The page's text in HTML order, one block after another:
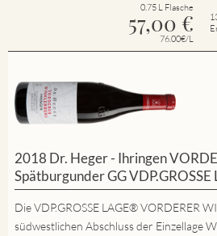
0.75 L Flasche
57,00 €
76.00€/L
2018 Dr. Heger - Ihringen
Spätburgunder GG VDP.GROSSE
Die VDP.GROSSE LAGE® VORDERER
südwestlichen Abschluss der Einzellage